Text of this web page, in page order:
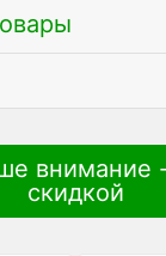
внимание
скидкой